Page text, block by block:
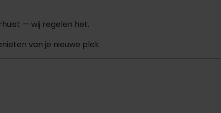
— wij regelen het.
van je nieuwe plek.